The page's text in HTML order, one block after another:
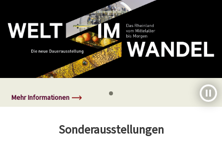
Mehr Informationen
Sonderausstellungen